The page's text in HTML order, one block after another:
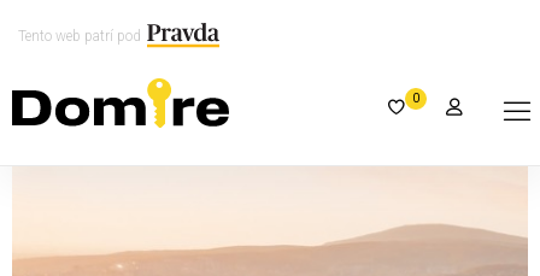
Tento web patrí pod
0